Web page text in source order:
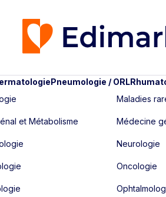
Pneumologie / ORL
et Métabolisme
Maladies
Médecine
Neurologie
Oncologie